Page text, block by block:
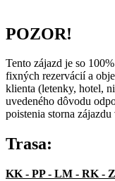
POZOR!
Tento zájazd je so
fixných rezervácií a
klienta (letenky, hotel,
uvedeného dôvodu
poistenia storna
Trasa:
KK - PP - LM - RK -